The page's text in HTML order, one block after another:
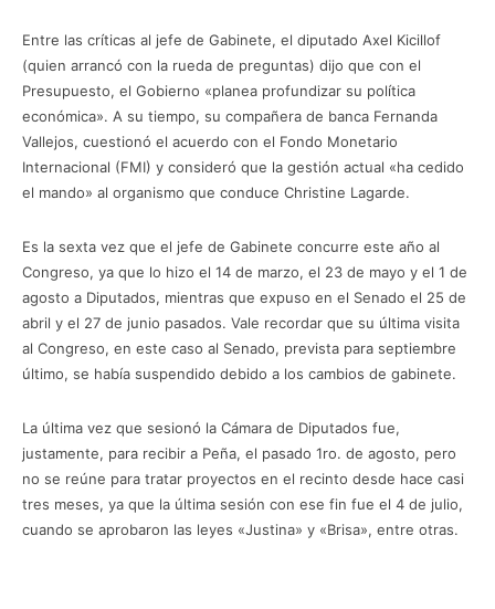
Entre las críticas al jefe de Gabinete, el diputado Axel Kicillof
(quien arrancó con la rueda de preguntas) dijo que con el
Presupuesto, el Gobierno «planea profundizar su política
económica». A su tiempo, su compañera de banca Fernanda
Vallejos, cuestionó el acuerdo con el Fondo Monetario
Internacional (FMI) y consideró que la gestión actual «ha cedido
el mando» al organismo que conduce Christine Lagarde.
Es la sexta vez que el jefe de Gabinete concurre este año al
Congreso, ya que lo hizo el 14 de marzo, el 23 de mayo y el 1 de
agosto a Diputados, mientras que expuso en el Senado el 25 de
abril y el 27 de junio pasados. Vale recordar que su última visita
al Congreso, en este caso al Senado, prevista para septiembre
último, se había suspendido debido a los cambios de gabinete.
La última vez que sesionó la Cámara de Diputados fue,
justamente, para recibir a Peña, el pasado 1ro. de agosto, pero
no se reúne para tratar proyectos en el recinto desde hace casi
tres meses, ya que la última sesión con ese fin fue el 4 de julio,
cuando se aprobaron las leyes «Justina» y «Brisa», entre otras.